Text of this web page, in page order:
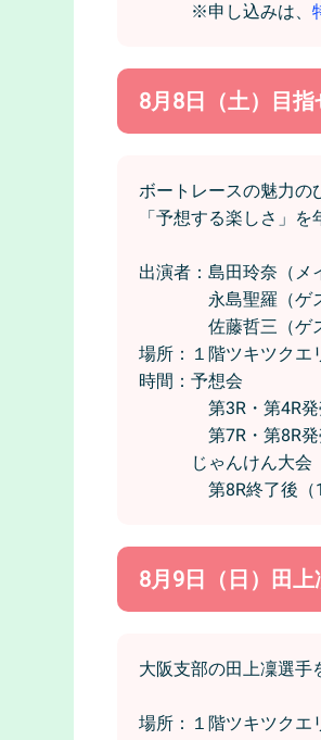
※申し込みは、
8月8日（土）目
ボートレースの魅力の
「予想する楽しさ」
出演者：島田玲奈（メ
永島聖羅（ゲス
佐藤哲三（ゲス
場所：１階ツキツクエ
時間：予想会
第3R・第4R発売
第7R・第8R発売
じゃんけん大会
第8R終了後（14
8月9日（日）田
大阪支部の田上凜選手
場所：１階ツキツクエ